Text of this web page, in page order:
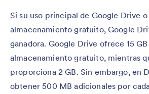
Si su uso principal de Google Drive
almacenamiento gratuito, Google
ganadora. Google Drive ofrece 15
almacenamiento gratuito, mientras
proporciona 2 GB. Sin embargo, en
obtener 500 MB adicionales por